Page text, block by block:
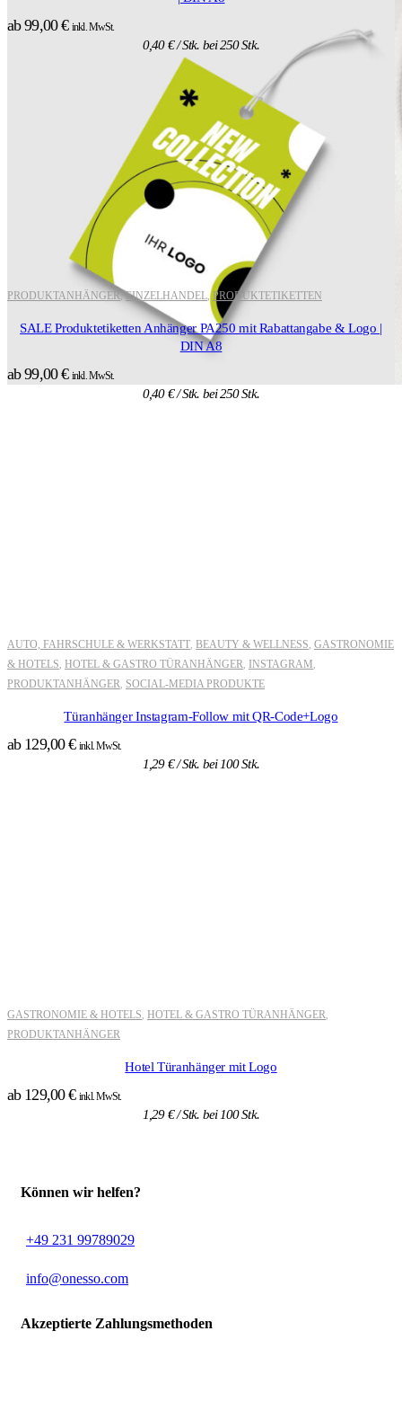
ab99,00€ inkl. MwSt.
0,40€/ Stk. bei 250 Stk.
PRODUKTANHÄNGER,EINZELHANDEL,PRODUKTETIKETTEN
SALE Produktetiketten Anhänger PA250 mit Rabattangabe & Logo |
DIN A8
ab99,00€ inkl. MwSt.
0,40€/ Stk. bei 250 Stk.
AUTO, FAHRSCHULE & WERKSTATT BEAUTY & WELLNESS GASTRONOMIE
& HOTELS HOTEL & GASTRO TÜRANHÄNGER INSTAGRAM
PRODUKTANHÄNGER SOCIAL-MEDIA PRODUKTE
Türanhänger Instagram-Follow mit QR-Code+Logo
ab 129,00€ inkl. MwSt.
1,29€/ Stk. bei 100 Stk.
GASTRONOMIE & HOTELS HOTEL & GASTRO TÜRANHÄNGER
PRODUKTANHÄNGER
Hotel Türanhänger mit Logo
ab 129,00€ inkl. MwSt.
1,29€/ Stk. bei 100 Stk.
Können wir helfen?
+49 231 99789029
info@onesso.com
Akzeptierte Zahlungsmethoden